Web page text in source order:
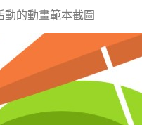
的動畫範本截圖